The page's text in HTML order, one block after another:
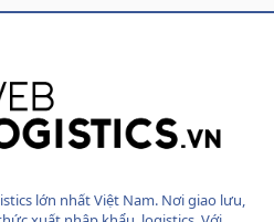
lớn nhất Việt Nam. Nơi giao lưu,